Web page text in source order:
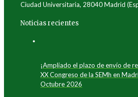
Ciudad Universitaria, 28040 Madrid
Noticias recientes
¡Ampliado el plazo de envío de
XX Congreso de la SEMh en
Octubre 2026